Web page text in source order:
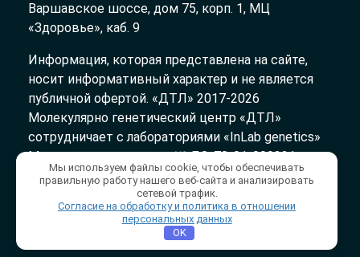
Варшавское шоссе, дом 75, корп. 1, МЦ
«Здоровье», каб. 9
Информация, которая представлена на сайте,
носит информативный характер и не является
публичной офертой. «ДТЛ» 2017-2026
Молекулярно генетический центр «ДТЛ»
сотрудничает с лабораториями «InLab genetics»
Медицинская лицензия № ЛО-78-01-009231 от
03.10.2018
Политика конфиденциальности/
Публичная оферта
Мы используем файлы cookie, чтобы обеспечивать
правильную работу нашего веб-сайта и анализировать
сетевой трафик.
Согласие на обработку и политика в отношении
персональных данных
OK